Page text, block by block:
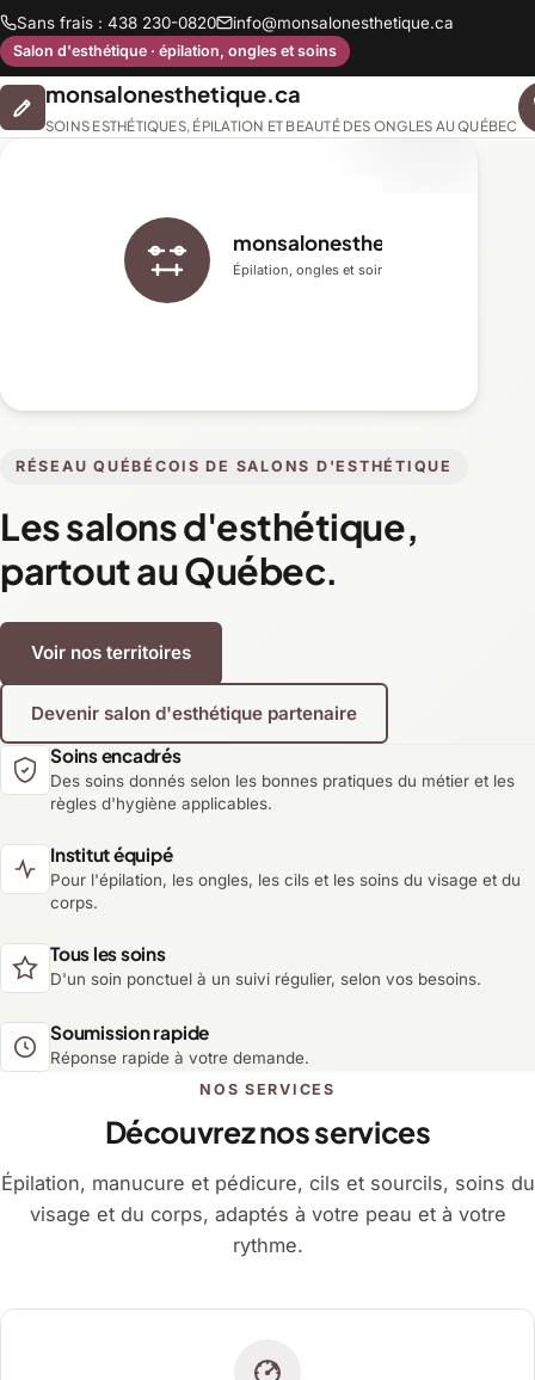
Sans frais : 438 230-0820 info@monsalonesthetique.ca
Salon d'esthétique · épilation, ongles et soins
monsalonesthetique.ca
SOINS ESTHÉTIQUES, ÉPILATION ET BEAUTÉ DES ONGLES AU QUÉBEC
RÉSEAU QUÉBÉCOIS DE SALONS D'ESTHÉTIQUE
Les salons d'esthétique,
partout au Québec.
Voir nos territoires
Devenir salon d'esthétique partenaire
monsalonesthetique.ca
Épilation, ongles et soins du visage
Soins encadrés
Des soins donnés selon les bonnes pratiques du métier et les
règles d'hygiène applicables.
Institut équipé
Pour l'épilation, les ongles, les cils et les soins du visage et du
corps.
Tous les soins
D'un soin ponctuel à un suivi régulier, selon vos besoins.
Soumission rapide
Réponse rapide à votre demande.
NOS SERVICES
Découvrez nos services
Épilation, manucure et pédicure, cils et sourcils, soins du
visage et du corps, adaptés à votre peau et à votre
rythme.